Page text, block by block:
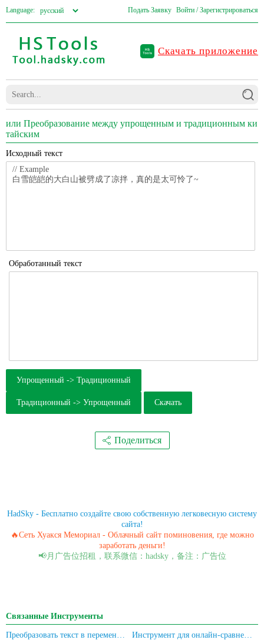
Language: Подать Заявку Войти / Зарегистрироваться
Скачать приложение
или Преобразование между упрощенным и традиционным ки
тайским
Исходный текст
Обработанный текст
Упрощенный -> Традиционный
Традиционный -> Упрощенный Скачать
Поделиться
HadSky - Бесплатно создайте свою собственную легковесную систему
сайта!
🔥Сеть Хуакся Мемориал - Облачный сайт поминовения, где можно
заработать деньги!
📢月广告位招租，联系微信：hadsky，备注：广告位
Связанные Инструменты
Преобразовать текст в переменную JS
Инструмент для онлайн-сравнения текста